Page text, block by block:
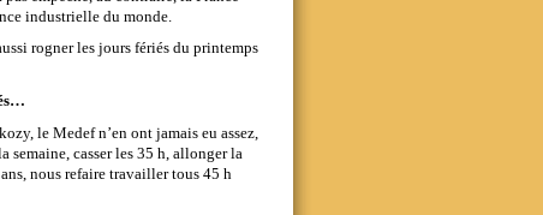
industrielle du monde.
rogner les jours fériés du printemps
le Medef n’en ont jamais eu assez,
casser les 35 h, allonger la
nous refaire travailler tous 45 h